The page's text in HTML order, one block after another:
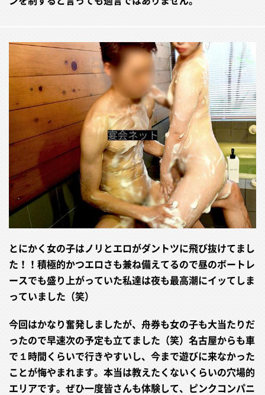
とにかく女の子はノリとエロがダントツに飛び抜けてまし
た！！積極的かつエロさも兼ね備えてるので昼のボートレ
ースでも盛り上がっていた私達は夜も最高潮にイッてしま
っていました（笑）
今回はかなり奮発しましたが、舟券も女の子も大当たりだ
ったので早速次の予定も立てました（笑）名古屋からも車
で１時間くらいで行きやすいし、今まで遊びに来なかった
ことが悔やまれます。本当は教えたくないくらいの穴場的
エリアです。ぜひ一度皆さんも体験して、ピンクコンパニ